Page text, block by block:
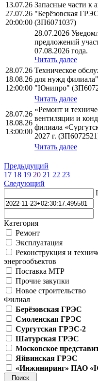
13.07.26
27.07.26
20:00:00
Запасные части к
"Берёзовская
(ЗП6071037)
28.07.2026
предложений
07.08.2026 года.
Читать далее
28.07.26
18.08.26
12:00:00
Техническое
для нужд
"Юнипро"
Читать далее
28.07.26
18.08.26
13:00:00
«Ремонт и
вентиляции и
филиала
2027 г.
Читать далее
Предыдущий
17 18 19 20 21 22 23
Следующий
Категория
Ремонт
Эксплуатация
Реконструкция и
энергообъектов
Поставка МТР
Прочие закупки
Новое строительство
Филиал
Берёзовская ГРЭС
Смоленская ГРЭС
Сургутская ГРЭС-2
Шатурская ГРЭС
Московское
Яйвинская ГРЭС
«Инжиниринг» ПАО